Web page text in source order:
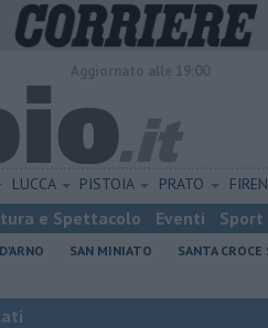
LUCCA PISTOIA PRATO
e Spettacolo Eventi Sport
SAN MINIATO SANTA CROCE